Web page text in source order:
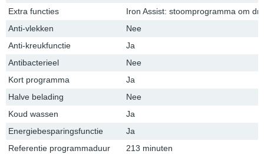
Extra functies
Iron Assist: stoomprogramma om
Anti-vlekken
Nee
Anti-kreukfunctie
Ja
Antibacterieel
Nee
Kort programma
Ja
Halve belading
Nee
Koud wassen
Ja
Energiebesparingsfunctie
Ja
Referentie programmaduur
213 minuten